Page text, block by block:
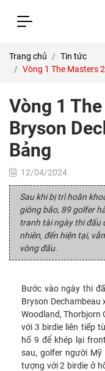
Trang chủ
Tin tức
Vòng 1 The Masters
Vòng 1
Bryson
Bảng
12/04/2024
Sau khi bị trì hoãn
giông bão, 89 golfer
tranh tài ngày thi đấu
nhiên, đến hiện tại,
vòng đấu.
Bước vào ngày thi
Bryson
Woodland, Thorbjorn
với 3 birdie liên tiếp
hố 9 để khép lại
sau, golfer người
tượng với 2 birdie ở